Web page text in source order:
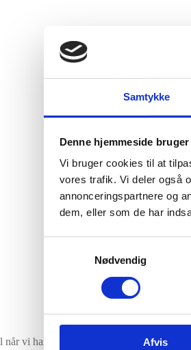
Samtykke
Denne hjemmeside
Vi bruger cookies til at
vores trafik. Vi deler også
annonceringspartnere og
dem, eller som de har
Nødvendig
Afvis
vi har nye varer eller konkurrencer.